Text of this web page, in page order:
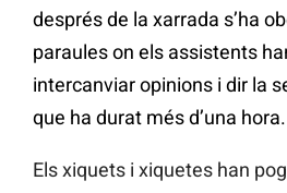
després de la xarrada s’ha
paraules on els assistents
intercanviar opinions i dir la
que ha durat més d’una hora.
Els xiquets i xiquetes han